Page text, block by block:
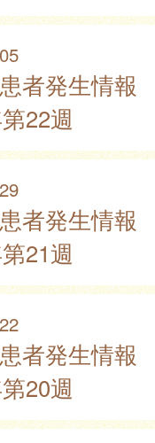
者発生情報
22週
者発生情報
21週
者発生情報
20週